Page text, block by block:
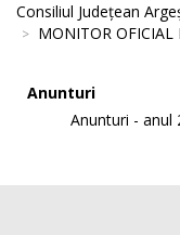
Consiliul Județean
MONITOR OFICIAL
Anunturi
Anunturi - anul